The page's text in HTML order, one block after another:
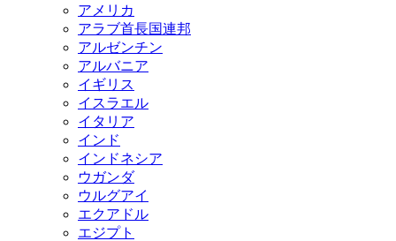
アメリカ
アラブ首長国連邦
アルゼンチン
アルバニア
イギリス
イスラエル
イタリア
インド
インドネシア
ウガンダ
ウルグアイ
エクアドル
エジプト